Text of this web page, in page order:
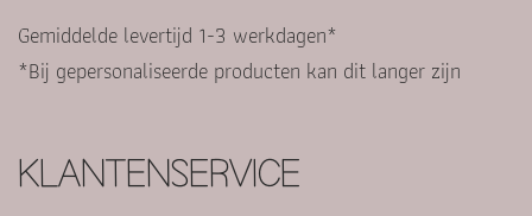
Gemiddelde levertijd 1-3 werkdagen*
*Bij gepersonaliseerde producten kan dit langer zijn
KLANTENSERVICE